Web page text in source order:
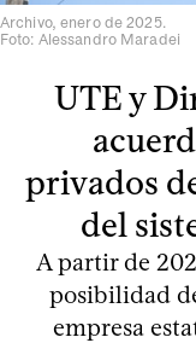
Archivo, enero de 2025.
Foto: Alessandro Maradei
UTE y
privados
del
A partir de
posibilidad
empresa